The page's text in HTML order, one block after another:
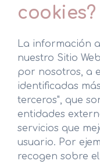
cookies?
La información
nuestro Sitio
por nosotros, a
identificadas
terceros", que
entidades
servicios que
usuario. Por
recogen sobre